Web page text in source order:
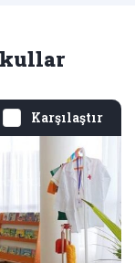
Karşılaştır